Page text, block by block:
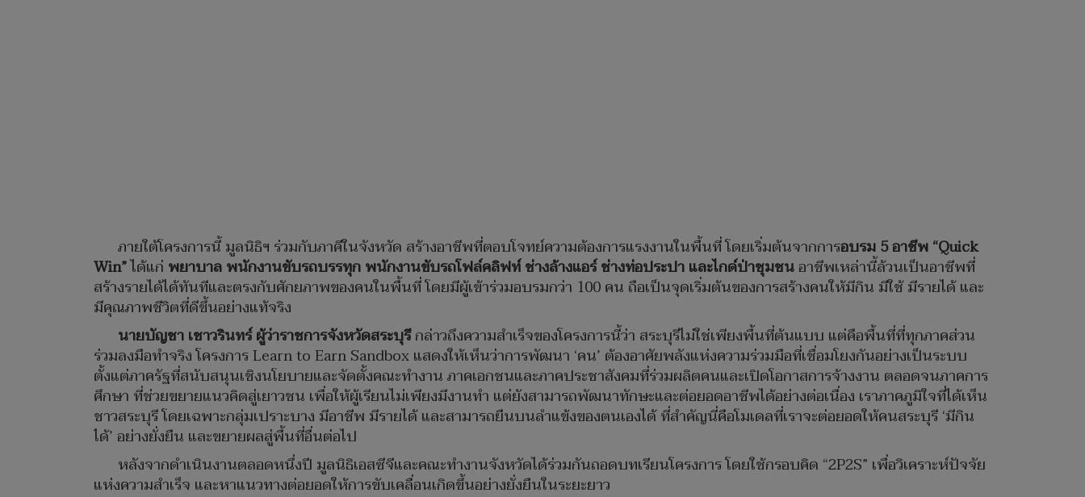
ภายใต้โครงการนี้ มูลนิธิฯ ร่วมกับภาคีในจังหวัด สร้างอาชีพที่ตอบโจทย์ความต้องการแรงงานในพื้นที่ โดยเริ่มต้นจากการอบรม5 อาชีพ “Quick
Win”ได้แก่ พยาบาล พนักงานขับรถบรรทุก พนักงานขับรถโฟล์คลิฟท์ ช่างล้างแอร์ ช่างท่อประปา และไกด์ป่าชุมชนอาชีพเหล่านี้ล้วนเป็นอาชีพที่
สร้างรายได้ได้ทันทีและตรงกับศักยภาพของคนในพื้นที่ โดยมีผู้เข้าร่วมอบรมกว่า 100 คน ถือเป็นจุดเริ่มต้นของการสร้างคนให้มีกิน มีใช้ มีรายได้ และ
มีคุณภาพชีวิตที่ดีขึ้นอย่างแท้จริง
นายบัญชา เชาวรินทร์ ผู้ว่าราชการจังหวัดสระบุรีกล่าวถึงความสำเร็จของโครงการนี้ว่า สระบุรีไม่ใช่เพียงพื้นที่ต้นแบบ แต่คือพื้นที่ที่ทุกภาคส่วน
ร่วมลงมือทำจริง โครงการ Learn to Earn Sandbox แสดงให้เห็นว่าการพัฒนา ‘คน’ ต้องอาศัยพลังแห่งความร่วมมือที่เชื่อมโยงกันอย่างเป็นระบบ
ตั้งแต่ภาครัฐที่สนับสนุนเชิงนโยบายและจัดตั้งคณะทำงาน ภาคเอกชนและภาคประชาสังคมที่ร่วมผลิตคนและเปิดโอกาสการจ้างงาน ตลอดจนภาคการ
ศึกษา ที่ช่วยขยายแนวคิดสู่เยาวชน เพื่อให้ผู้เรียนไม่เพียงมีงานทำ แต่ยังสามารถพัฒนาทักษะและต่อยอดอาชีพได้อย่างต่อเนื่อง เราภาคภูมิใจที่ได้เห็น
ชาวสระบุรี โดยเฉพาะกลุ่มเปราะบาง มีอาชีพ มีรายได้ และสามารถยืนบนลำแข้งของตนเองได้ ที่สำคัญนี่คือโมเดลที่เราจะต่อยอดให้คนสระบุรี ‘มีกิน
ได้’ อย่างยั่งยืน และขยายผลสู่พื้นที่อื่นต่อไป
หลังจากดำเนินงานตลอดหนึ่งปี มูลนิธิเอสซีจีและคณะทำงานจังหวัดได้ร่วมกันถอดบทเรียนโครงการ โดยใช้กรอบคิด “2P2S” เพื่อวิเคราะห์ปัจจัย
แห่งความสำเร็จ และหาแนวทางต่อยอดให้การขับเคลื่อนเกิดขึ้นอย่างยั่งยืนในระยะยาว